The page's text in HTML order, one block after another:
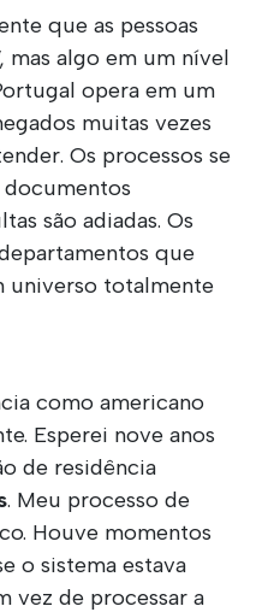
que as pessoas
mas algo em um nível
opera em um
muitas vezes
Os processos se
documentos
são adiadas. Os
que
universo totalmente
como americano
Esperei nove anos
de residência
. Meu processo de
Houve momentos
o sistema estava
vez de processar a